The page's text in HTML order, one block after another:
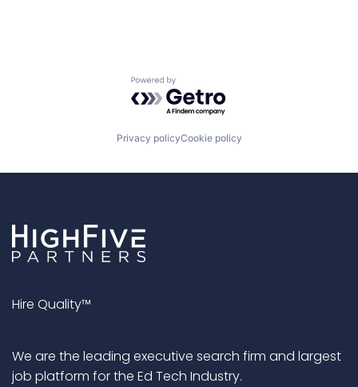
Powered by Getro.com
Privacy policyCookie policy
Hire Quality™
We are the leading executive search firm and largest
job platform for the Ed Tech Industry.